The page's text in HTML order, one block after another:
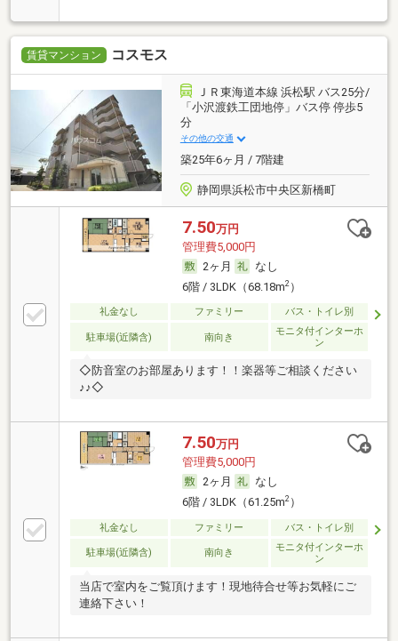
賃貸マンション コスモス
ＪＲ東海道本線 浜松駅 バス25分/
「小沢渡鉄工団地停」バス停 停歩5
分
その他の交通
築25年6ヶ月 / 7階建
静岡県浜松市中央区新橋町
7.50万円
管理費5,000円
2ヶ月
なし
6階 / 3LDK（68.18m2）
礼金なし ファミリー バス・トイレ別
駐車場(近隣含) 南向き
モニタ付インターホ
ン
◇防音室のお部屋あります！！楽器等ご相談ください
♪♪◇
7.50万円
管理費5,000円
2ヶ月
なし
6階 / 3LDK（61.25m2）
礼金なし ファミリー バス・トイレ別
駐車場(近隣含) 南向き
モニタ付インターホ
ン
当店で室内をご覧頂けます！現地待合せ等お気軽にご
連絡下さい！